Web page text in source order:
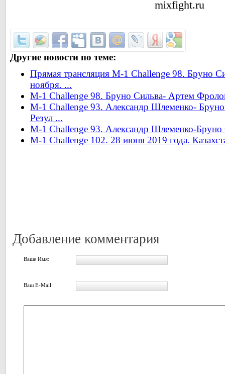
mixfight.ru
Другие новости по теме:
Прямая трансляция M-1 Challenge 98. Бруно
ноября. ...
M-1 Challenge 98. Бруно Сильва- Артем
M-1 Challenge 93. Александр Шлеменко-
Резул ...
M-1 Challenge 93. Александр Шлеменко-
M-1 Challenge 102. 28 июня 2019 года.
Добавление комментария
Ваше Имя:
Ваш E-Mail: